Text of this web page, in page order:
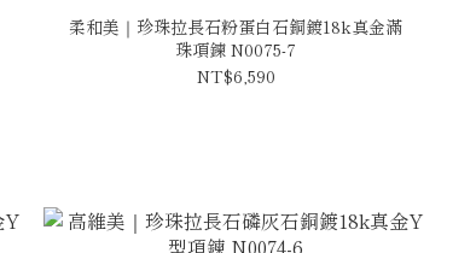
柔和美｜珍珠拉長石粉蛋白石銅鍍18k真金滿
珠項鍊 N0075-7
NT$6,590